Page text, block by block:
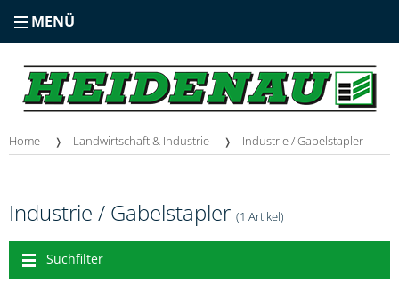
MENÜ
Home Landwirtschaft & Industrie Industrie / Gabelstapler
Industrie / Gabelstapler (1 Artikel)
Suchfilter